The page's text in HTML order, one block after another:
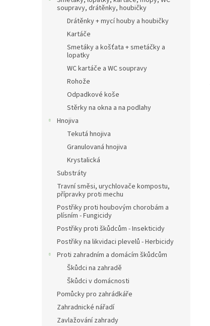
soupravy, drátěnky, houbičky
Drátěnky + mycí houby a houbičky
Kartáče
Smetáky a košťata + smetáčky a
lopatky
WC kartáče a WC soupravy
Rohože
Odpadkové koše
Stěrky na okna a na podlahy
Hnojiva
Tekutá hnojiva
Granulovaná hnojiva
Krystalická
Substráty
Travní směsi, urychlovače kompostu,
přípravky proti mechu
Postřiky proti houbovým chorobám a
plísním - Fungicidy
Postřiky proti škůdcům - Insekticidy
Postřiky na likvidaci plevelů - Herbicidy
Proti zahradním a domácím škůdcům
Škůdci na zahradě
Škůdci v domácnosti
Pomůcky pro zahrádkáře
Zahradnické nářadí
Zavlažování zahrady